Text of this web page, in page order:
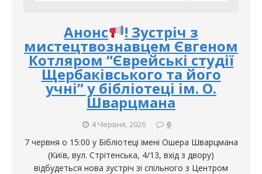
Анонс ! Зустріч з
мистецтвознавцем Євгеном
Котляром “Єврейські студії
Щербаківського та його
учні” у бібліотеці ім. О.
Шварцмана
4 Червня, 2026 0
7 червня о 15:00 у Бібліотеці імені Ошера Шварцмана
(Київ, вул. Стрітенська, 4/13, вхід з двору)
відбудеться нова зустріч зі спільного з Центром